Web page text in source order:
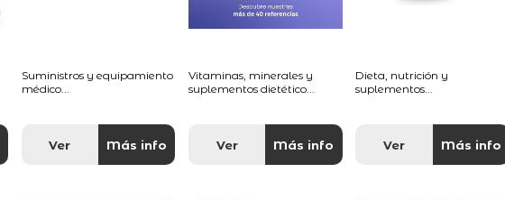
Suministros y equipamiento
médico...
Ver Más info
Vitaminas, minerales y
suplementos dietético...
Ver Más info
Dieta, nutrición y
suplementos...
Ver Más info